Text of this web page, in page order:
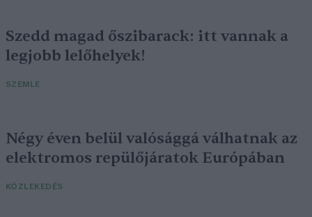
Szedd magad őszibarack: itt vannak a
legjobb lelőhelyek!
SZEMLE
Négy éven belül valósággá válhatnak az
elektromos repülőjáratok Európában
KÖZLEKEDÉS